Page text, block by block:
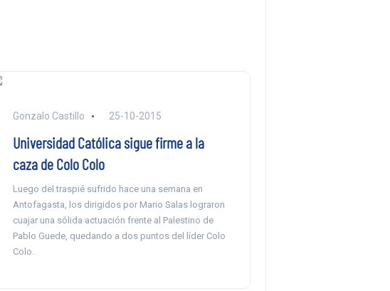
Gonzalo Castillo 25-10-2015
Universidad Católica sigue firme a la
caza de Colo Colo
Luego del traspié sufrido hace una semana en
Antofagasta, los dirigidos por Mario Salas lograron
cuajar una sólida actuación frente al Palestino de
Pablo Guede, quedando a dos puntos del líder Colo
Colo.